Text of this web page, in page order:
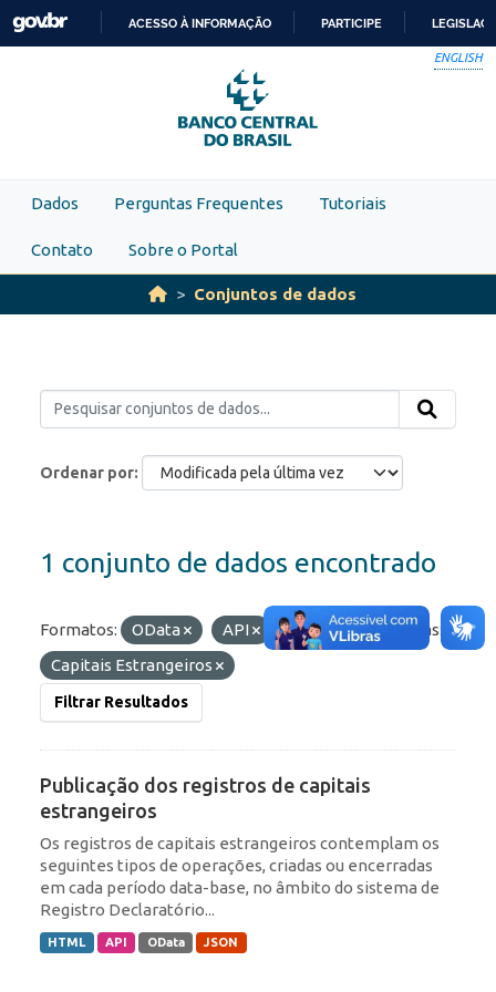
Skip to main content
PARA
O
CONTEÚDO
ACESSO À INFORMAÇÃO PARTICIPE
ENGLISH
Dados Perguntas Frequentes Tutoriais
Contato Sobre o Portal
Conjuntos de dados
Ordenar por
1 conjunto de dados encontrado
Formatos: OData API HTML
Etiquetas:
Capitais Estrangeiros
Filtrar Resultados
Publicação dos registros de capitais
estrangeiros
Os registros de capitais estrangeiros contemplam os
seguintes tipos de operações, criadas ou encerradas
em cada período data-base, no âmbito do sistema de
Registro Declaratório...
HTML API OData JSON